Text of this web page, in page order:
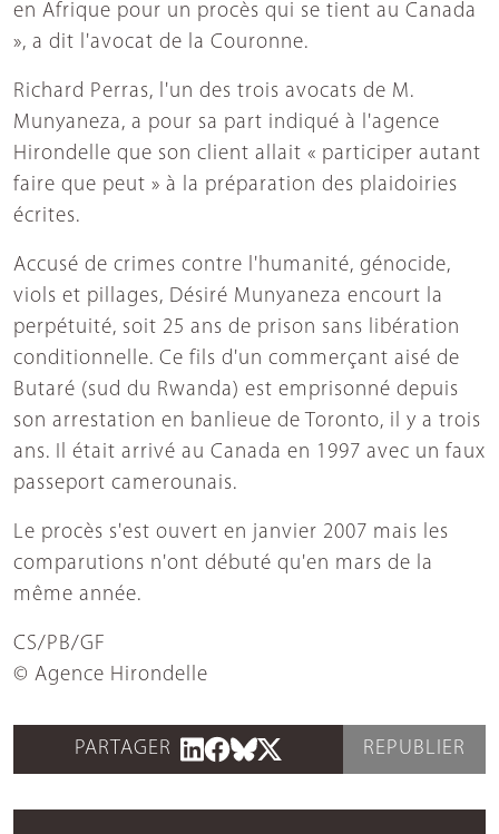
en Afrique pour un procès qui se tient au Canada
», a dit l'avocat de la Couronne.
Richard Perras, l'un des trois avocats de M.
Munyaneza, a pour sa part indiqué à l'agence
Hirondelle que son client allait « participer autant
faire que peut » à la préparation des plaidoiries
écrites.
Accusé de crimes contre l'humanité, génocide,
viols et pillages, Désiré Munyaneza encourt la
perpétuité, soit 25 ans de prison sans libération
conditionnelle. Ce fils d'un commerçant aisé de
Butaré (sud du Rwanda) est emprisonné depuis
son arrestation en banlieue de Toronto, il y a trois
ans. Il était arrivé au Canada en 1997 avec un faux
passeport camerounais.
Le procès s'est ouvert en janvier 2007 mais les
comparutions n'ont débuté qu'en mars de la
même année.
CS/PB/GF
© Agence Hirondelle
PARTAGER REPUBLIER